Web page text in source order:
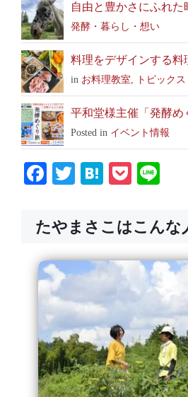
自由と豊かさにふれた
発酵・暮らし・想い
料理をデザインする料
in お料理教室, トピックス
平和堂様主催「発酵め
Posted in イベント情報
Facebook
Twitter
HatenaPocket
たやまさこはこんな